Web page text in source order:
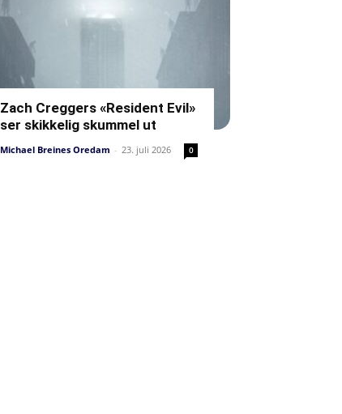
Zach Creggers «Resident Evil»
ser skikkelig skummel ut
Michael Breines Oredam - 23. juli 2026 0